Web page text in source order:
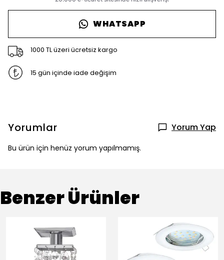
WHATSAPP
1000 TL üzeri ücretsiz kargo
15 gün içinde iade değişim
Yorumlar Yorum Yap
Bu ürün için henüz yorum yapılmamış.
Benzer Ürünler